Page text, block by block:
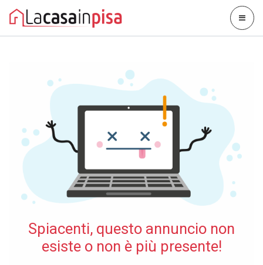
Spiacenti, questo annuncio non
esiste o non è più presente!